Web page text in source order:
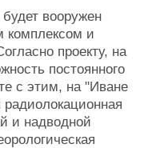
вооружен
комплексом и
проекту, на
постоянного
с этим, на "Иване
и надводной